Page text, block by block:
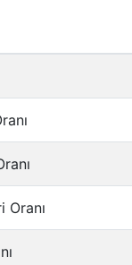
Oranı